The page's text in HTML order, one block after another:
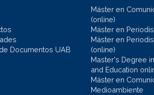
Documentos UAB
Máster en
(online)
Máster en
Máster en
(online)
Master's Degree
and Education
Máster en
Medioambiente